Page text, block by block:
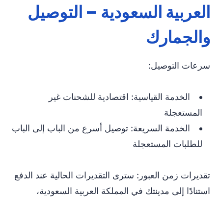
العربية السعودية – التوصيل
والجمارك
سرعات التوصيل:
الخدمة القياسية: اقتصادية للشحنات غير
المستعجلة
الخدمة السريعة: توصيل أسرع من الباب إلى الباب
للطلبات المستعجلة
تقديرات زمن العبور: سترى التقديرات الحالية عند الدفع
استنادًا إلى مدينتك في المملكة العربية السعودية،